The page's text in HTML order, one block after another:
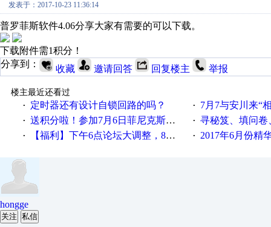
发表于：2017-10-23 11:36:14
普罗菲斯软件4.06分享大家有需要的可以下载。
下载附件需1积分！
分享到：
收藏 邀请回答 回复楼主 举报
楼主最近还看过
·
定时器还有设计自锁回路的吗？ · 7月7与安川来“
· 送积分啦！参加7月6日菲尼克斯在线研讨会即得 · 寻秘笈、填问卷
· 【福利】下午6点论坛大调整，8点服务器内存升级 · 2017年6月份精
hongge
关注 私信